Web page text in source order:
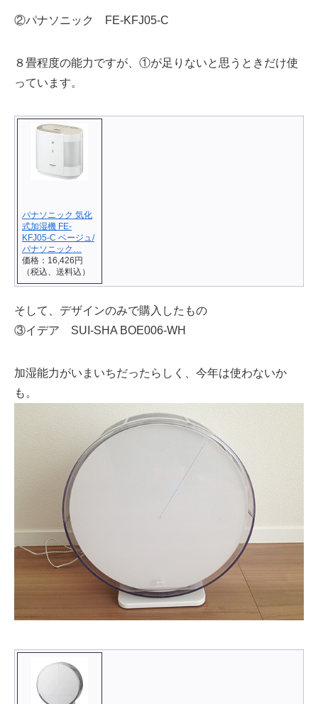
②パナソニック FE-KFJ05-C
８畳程度の能力ですが、①が足りないと思うときだけ使
っています。
パナソニック 気化
式加湿機 FE-
KFJ05-C ベージュ/
パナソニック…
価格：16,426円
（税込、送料込）
そして、デザインのみで購入したもの
③イデア SUI-SHA BOE006-WH
加湿能力がいまいちだったらしく、今年は使わないか
も。